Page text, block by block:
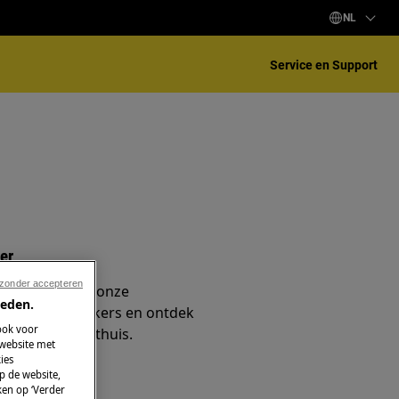
NL
Service en Support
met één van onze
techniekers en ontdek
service bij je thuis.
voor
met
de website,
op ‘Verder
accepteren